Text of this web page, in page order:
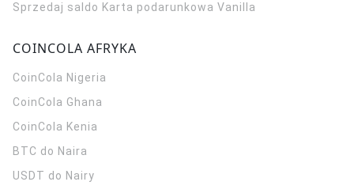
Sprzedaj saldo Karta podarunkowa Vanilla
COINCOLA AFRYKA
CoinCola Nigeria
CoinCola Ghana
CoinCola Kenia
BTC do Naira
USDT do Nairy